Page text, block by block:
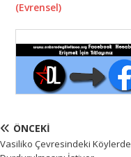
(Evrensel)
ÖNCEKI
Vasiliko Çevresindeki Köylerde